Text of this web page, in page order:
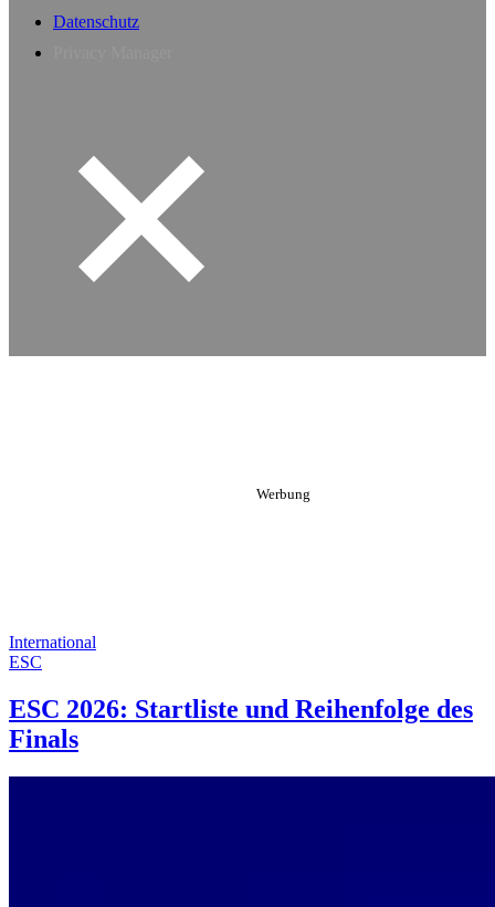
Datenschutz
International
ESC
ESC 2026: Startliste und Reihenfolge des
Finals